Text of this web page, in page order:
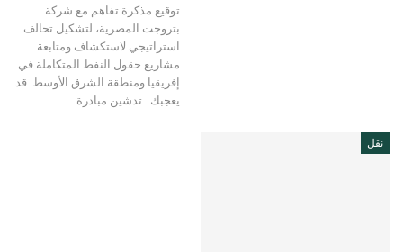
توقيع مذكرة تفاهم مع شركة
بتروجت المصرية، لتشكيل تحالف
استراتيجي لاستكشاف ومتابعة
مشاريع حقول النفط المتكاملة في
إفريقيا ومنطقة الشرق الأوسط. قد
يعجبك.. تدشين مبادرة…
نقل